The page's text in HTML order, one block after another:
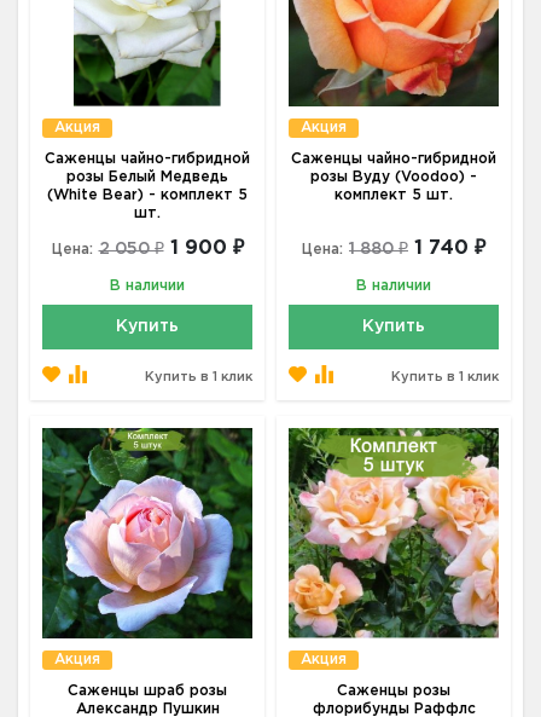
Акция
Саженцы чайно-гибридной
розы Белый Медведь
(White Bear) - комплект 5
шт.
Цена: 2 050 ₽ 1 900 ₽
В наличии
Купить
Купить в 1 клик
Акция
Саженцы чайно-гибридной
розы Вуду (Voodoo) -
комплект 5 шт.
Цена: 1 880 ₽ 1 740 ₽
В наличии
Купить
Купить в 1 клик
Акция
Саженцы шраб розы
Александр Пушкин
Акция
Саженцы розы
флорибунды Раффлс